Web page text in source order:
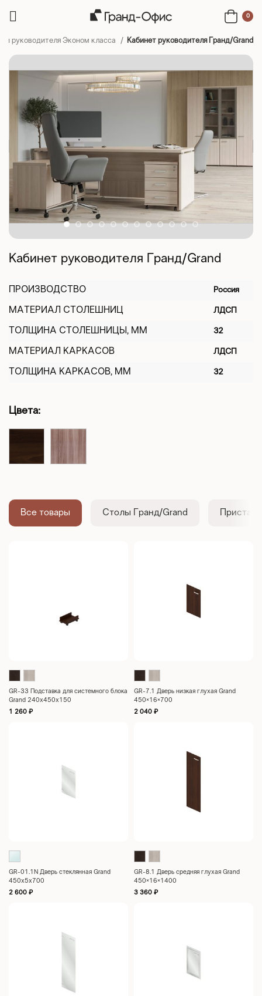
0
руководителя Эконом класса Кабинет руководителя Гранд/Grand
Кабинет руководителя Гранд/Grand
ПРОИЗВОДСТВО Россия
МАТЕРИАЛ СТОЛЕШНИЦ ЛДСП
ТОЛЩИНА СТОЛЕШНИЦЫ, ММ 32
МАТЕРИАЛ КАРКАСОВ ЛДСП
ТОЛЩИНА КАРКАСОВ, ММ 32
Цвета:
Все товары Столы Гранд/Grand
GR-33 Подставка для системного блока
Grand 240x450x150
1 260 ₽
GR-7.1 Дверь низкая глухая Grand
450×16×700
2 040 ₽
GR-01.1N Дверь стеклянная Grand
450x5x700
2 600 ₽
GR-8.1 Дверь средняя глухая Grand
450×16×1400
3 360 ₽